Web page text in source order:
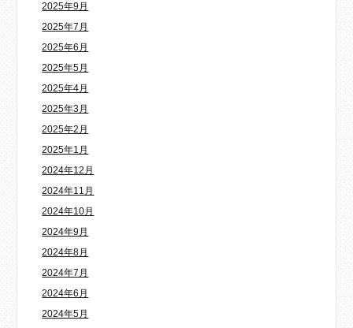
2025年9月
2025年7月
2025年6月
2025年5月
2025年4月
2025年3月
2025年2月
2025年1月
2024年12月
2024年11月
2024年10月
2024年9月
2024年8月
2024年7月
2024年6月
2024年5月